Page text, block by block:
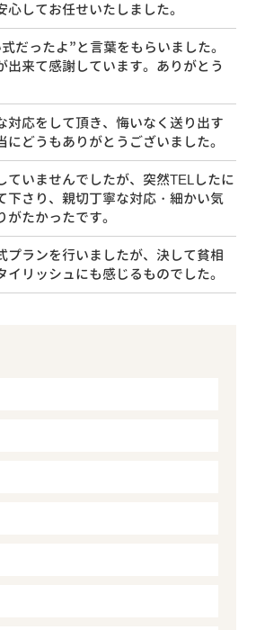
してお任せいたしました。
だったよ”と言葉をもらいました。
出来て感謝しています。ありがとう
対応をして頂き、悔いなく送り出す
どうもありがとうございました。
ていませんでしたが、突然TELしたに
下さり、親切丁寧な対応・細かい気
たかったです。
プランを行いましたが、決して貧相
リッシュにも感じるものでした。